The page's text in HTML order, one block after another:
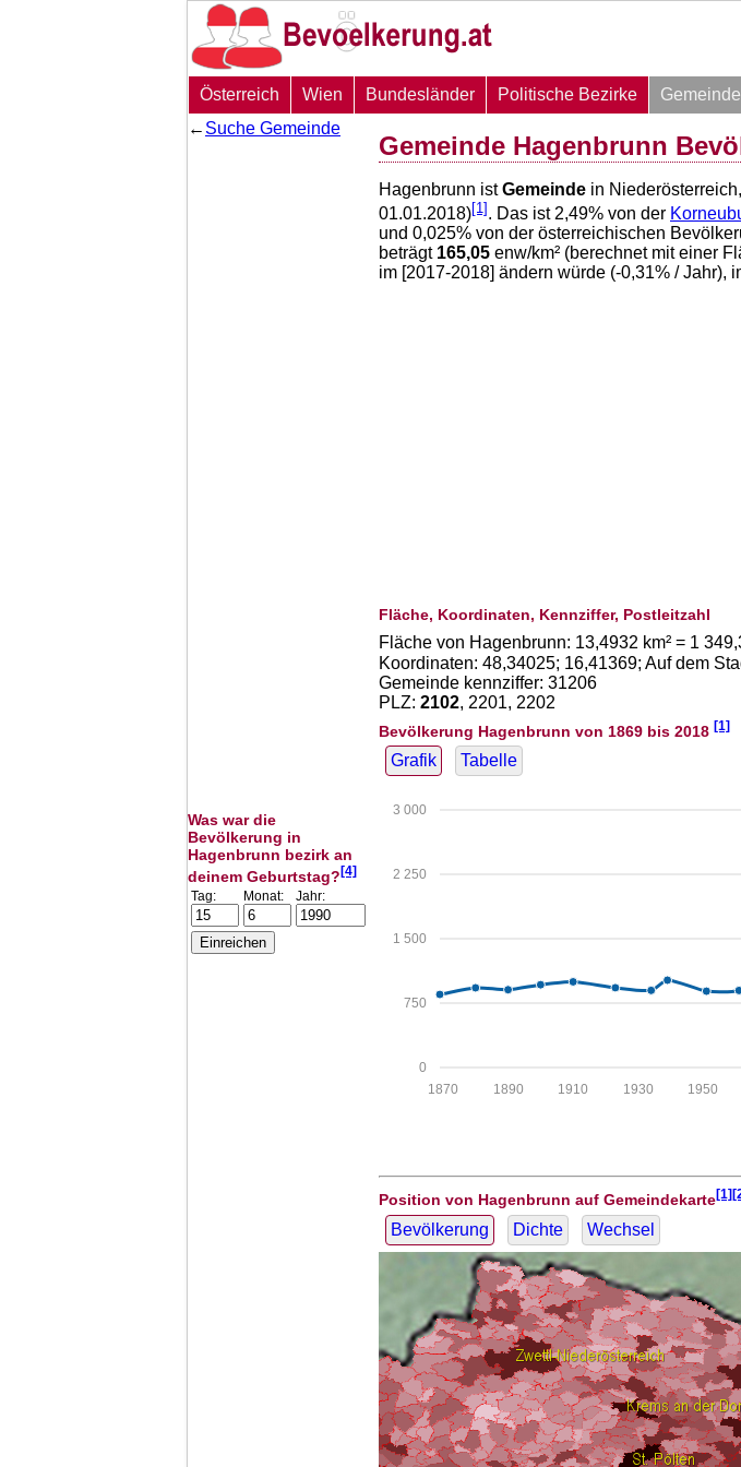
Österreich Wien Bundesländer Politische Bezirke
← Suche Gemeinde
Was war die
Bevölkerung in
Hagenbrunn bezirk an
deinem Geburtstag?[4]
Tag: Monat: Jahr:
Gemeinde Hagenbrunn
Hagenbrunn istGemeinde in
01.01.2018)[1] . Das ist2,49% von der
und 0,025% von der österreichischen
beträgt 165,05 enw/km² (berechnet mit einer
im [2017-2018] ändern würde (-0,31% / Jahr),
Fläche, Koordinaten, Kennziffer, Postleitzahl
Fläche von Hagenbrunn: 13,4932 km² = 1
Koordinaten: 48,34025; 16,41369; Auf dem
Gemeinde kennziffer: 31206
PLZ: 2102, 2201, 2202
Bevölkerung Hagenbrunn von 1869 bis 2018 [1]
Grafik Tabelle
0
750
1 500
2 250
3 000
1950
1930
1910
1890
1870
Position von Hagenbrunn auf Gemeindekarte
Bevölkerung Dichte Wechsel